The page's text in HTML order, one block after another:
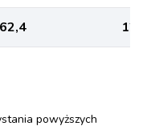
powyższych